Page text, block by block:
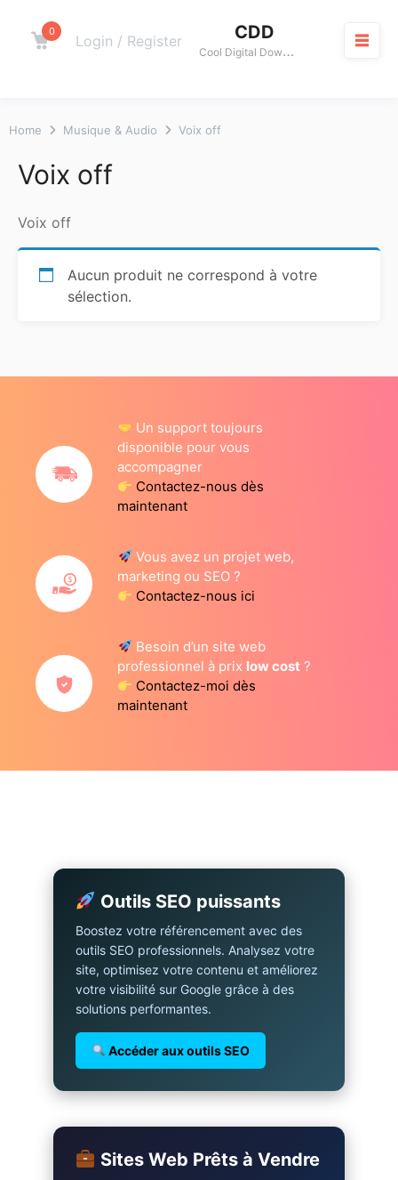
content
CDD
C
ool Digital Download
Cart
0
Login / Register
Home Musique & Audio Voix off
Voix off
Voix off
Aucun produit ne correspond à votre
sélection.
Un support toujours
disponible pour vous
accompagner
Contactez-nous dès
maintenant
Vous avez un projet web,
marketing ou SEO ?
Contactez-nous ici
Besoin d’un site web
professionnel à prix low cost ?
Contactez-moi dès
maintenant
Outils SEO puissants
Boostez votre référencement avec des
outils SEO professionnels. Analysez votre
site, optimisez votre contenu et améliorez
votre visibilité sur Google grâce à des
solutions performantes.
Accéder aux outils SEO
Sites Web Prêts à Vendre